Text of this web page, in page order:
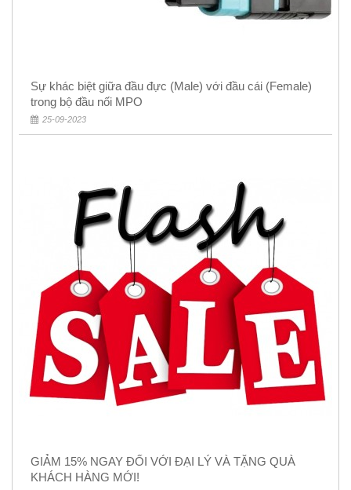
Sự khác biệt giữa đầu đực (Male) với đầu cái (Female)
trong bộ đầu nối MPO
25-09-2023
GIẢM 15% NGAY ĐỐI VỚI ĐẠI LÝ VÀ TẶNG QUÀ
KHÁCH HÀNG MỚI!